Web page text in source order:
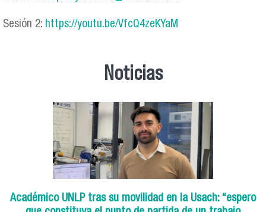
Sesión 2: https://youtu.be/VfcQ4zeKYaM
Noticias
Académico UNLP tras su movilidad en la Usach: “espero